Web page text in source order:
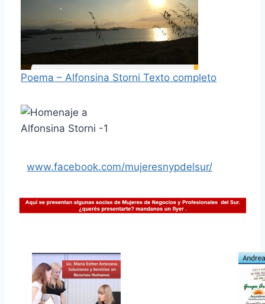
Poema – Alfonsina Storni Texto completo
www.facebook.com/mujeresnypdelsur/